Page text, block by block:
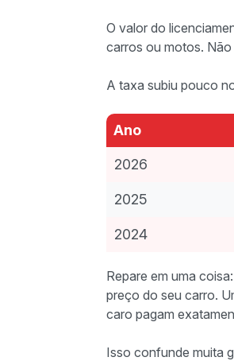
O valor do
carros ou motos.
A taxa subiu pouco
Ano
2026
2025
2024
Repare em uma
preço do seu carro.
caro pagam
Isso confunde muita